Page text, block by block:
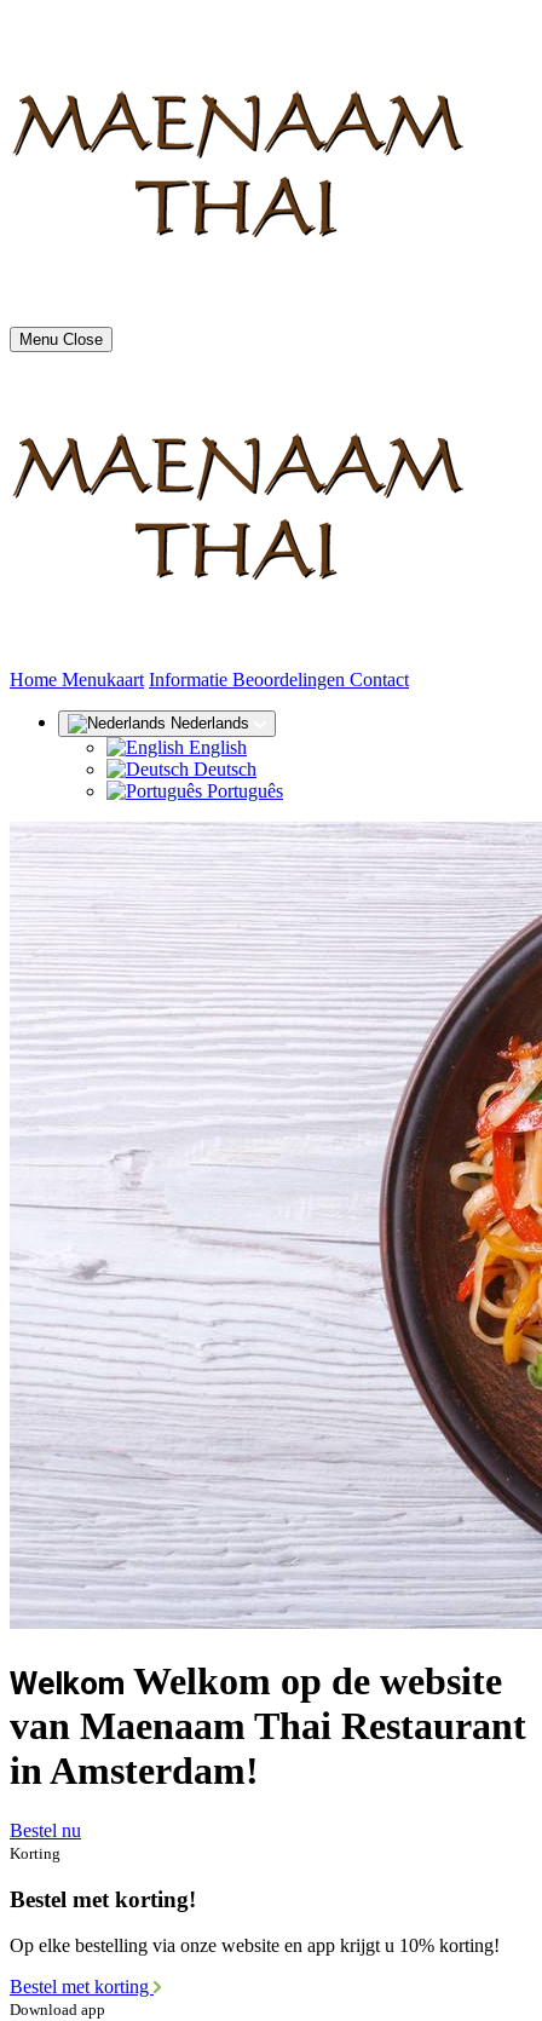
Menu Close
Home (huidige)
Menukaart Informatie Beoordelingen Contact
Nederlands
English
Deutsch
Português
Welkom Welkom op de website
van Maenaam Thai Restaurant
in Amsterdam!
Bestel nu
Korting
Bestel met korting!
Op elke bestelling via onze website en app krijgt u 10% korting!
Bestel met korting
Download app